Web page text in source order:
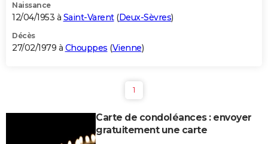
Naissance
12/04/1953 à Saint-Varent(Deux-Sèvres)
Décès
27/02/1979 à Chouppes (Vienne)
1
Carte de condoléances : envoyer
gratuitement une carte